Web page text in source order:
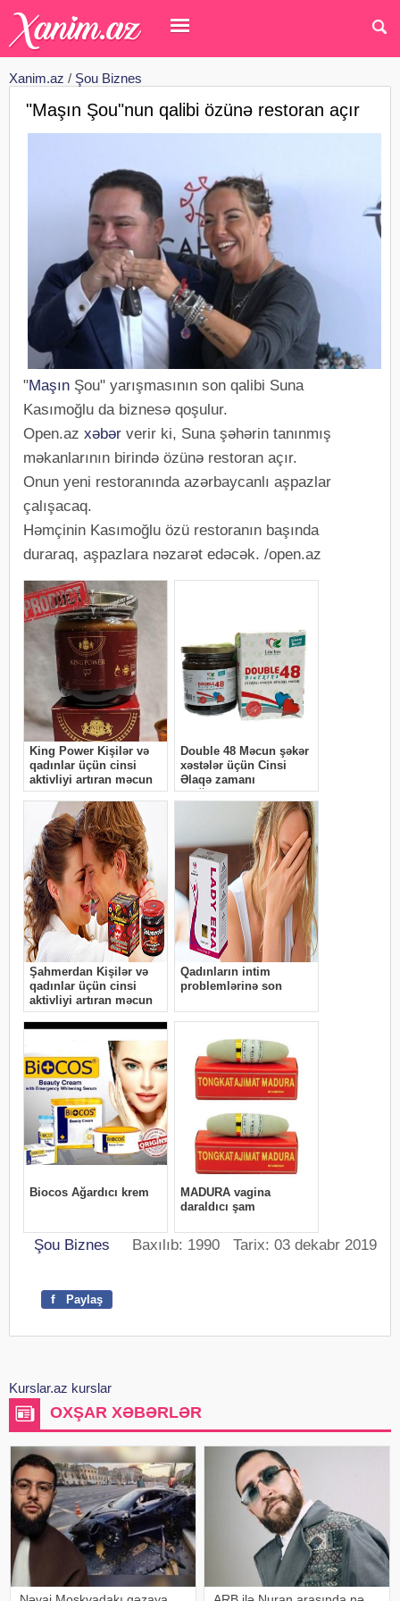
Xanim.az / Şou Biznes
"Maşın Şou"nun qalibi özünə restoran açır
"Maşın Şou" yarışmasının son qalibi Suna
Kasımoğlu da biznesə qoşulur.
Open.az xəbər verir ki, Suna şəhərin tanınmış
məkanlarının birində özünə restoran açır.
Onun yeni restoranında azərbaycanlı aşpazlar
çalışacaq.
Həmçinin Kasımoğlu özü restoranın başında
duraraq, aşpazlara nəzarət edəcək. /open.az
Şou Biznes Baxılıb: 1990 Tarix: 03 dekabr 2019
f Paylaş
Kurslar.az kurslar
OXŞAR XƏBƏRLƏR